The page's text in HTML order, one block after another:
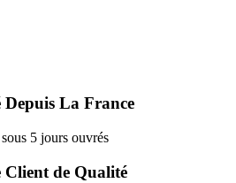
Depuis La France
5 jours ouvrés
Client de Qualité